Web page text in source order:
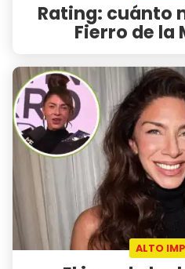
Rating: cuánto
Fierro de la
ALTO